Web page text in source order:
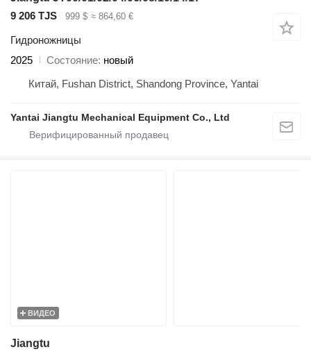
9 206 TJS
999 $ ≈ 864,60 €
Гидроножницы
2025
Состояние новый
Китай, Fushan District, Shandong Province, Yantai
Yantai Jiangtu Mechanical Equipment Co., Ltd
ВИДЕО
Jiangtu